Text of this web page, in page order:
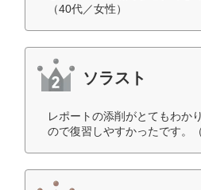
（40代／女性）
ソラスト
レポートの添削がとてもわか
ので復習しやすかったです。